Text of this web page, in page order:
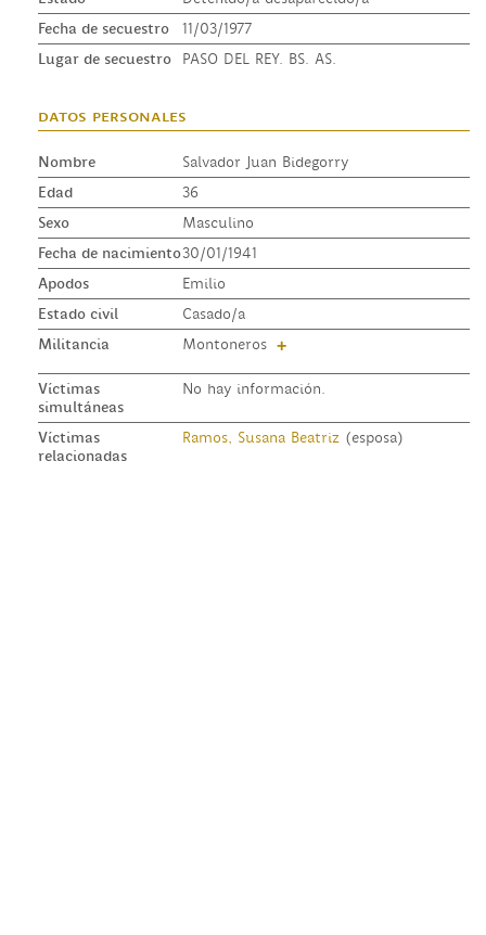
Fecha de secuestro
11/03/1977
Lugar de secuestro
PASO DEL REY. BS. AS.
datos personales
Nombre
Salvador Juan Bidegorry
Edad
36
Sexo
Masculino
Fecha de nacimiento30/01/1941
Apodos
Emilio
Estado civil
Casado/a
Militancia
Montoneros +
Víctimas
simultáneas
No hay información.
Víctimas
relacionadas
Ramos, Susana Beatriz (esposa)